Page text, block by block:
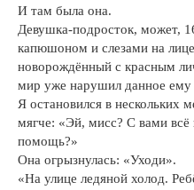
И там была она.
Девушка-подросток, может,
капюшоном и слезами на
новорождённый с красным
мир уже нарушил данное ему
Я остановился в нескольких
мягче: «Эй, мисс? С вами
помощь?»
Она огрызнулась: «Уходи».
«На улице ледяной холод.